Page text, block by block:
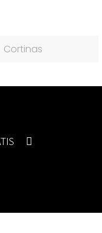
Cortinas